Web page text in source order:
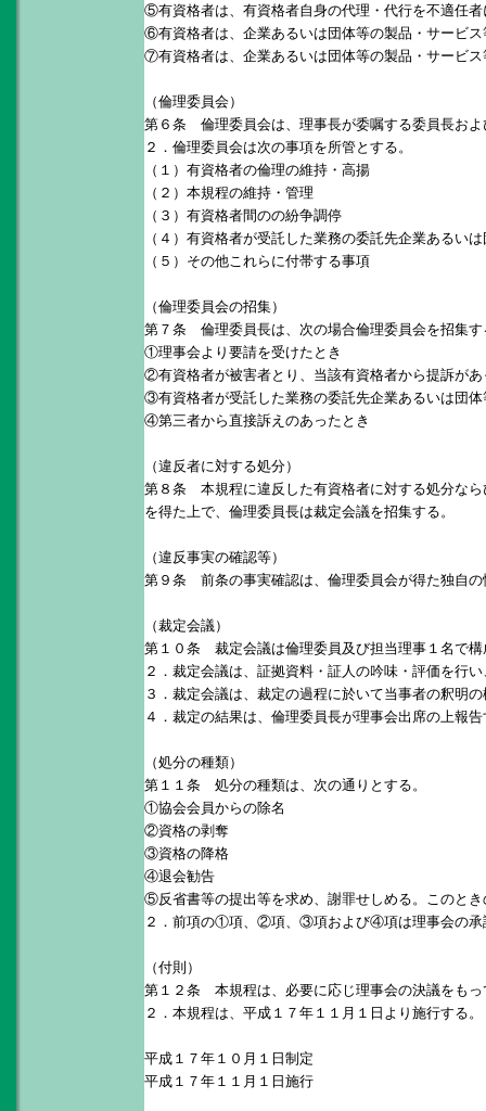
⑤有資格者は、有資格者自身の代理・代行を不適任者
⑥有資格者は、企業あるいは団体等の製品・サービ
⑦有資格者は、企業あるいは団体等の製品・サービ
（倫理委員会）
第６条 倫理委員会は、理事長が委嘱する委員長お
２．倫理委員会は次の事項を所管とする。
（１）有資格者の倫理の維持・高揚
（２）本規程の維持・管理
（３）有資格者間のの紛争調停
（４）有資格者が受託した業務の委託先企業あるい
（５）その他これらに付帯する事項
（倫理委員会の招集）
第７条 倫理委員長は、次の場合倫理委員会を招集す
①理事会より要請を受けたとき
②有資格者が被害者とり、当該有資格者から提訴があ
③有資格者が受託した業務の委託先企業あるいは団
④第三者から直接訴えのあったとき
（違反者に対する処分）
第８条 本規程に違反した有資格者に対する処分な
を得た上で、倫理委員長は裁定会議を招集する。
（違反事実の確認等）
第９条 前条の事実確認は、倫理委員会が得た独自
（裁定会議）
第１０条 裁定会議は倫理委員及び担当理事１名で
２．裁定会議は、証拠資料・証人の吟味・評価を行
３．裁定会議は、裁定の過程に於いて当事者の釈明
４．裁定の結果は、倫理委員長が理事会出席の上報
（処分の種類）
第１１条 処分の種類は、次の通りとする。
①協会会員からの除名
②資格の剥奪
③資格の降格
④退会勧告
⑤反省書等の提出等を求め、謝罪せしめる。このと
２．前項の①項、②項、③項および④項は理事会の承
（付則）
第１２条 本規程は、必要に応じ理事会の決議をもっ
２．本規程は、平成１７年１１月１日より施行する。
平成１７年１０月１日制定
平成１７年１１月１日施行